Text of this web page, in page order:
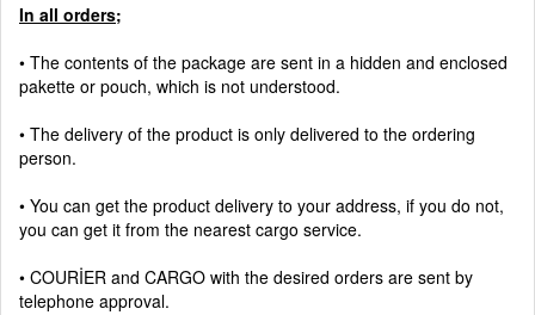
In all orders;
• The contents of the package are sent in a hidden and enclosed
pakette or pouch, which is not understood.
• The delivery of the product is only delivered to the ordering
person.
• You can get the product delivery to your address, if you do not,
you can get it from the nearest cargo service.
• COURİER and CARGO with the desired orders are sent by
telephone approval.